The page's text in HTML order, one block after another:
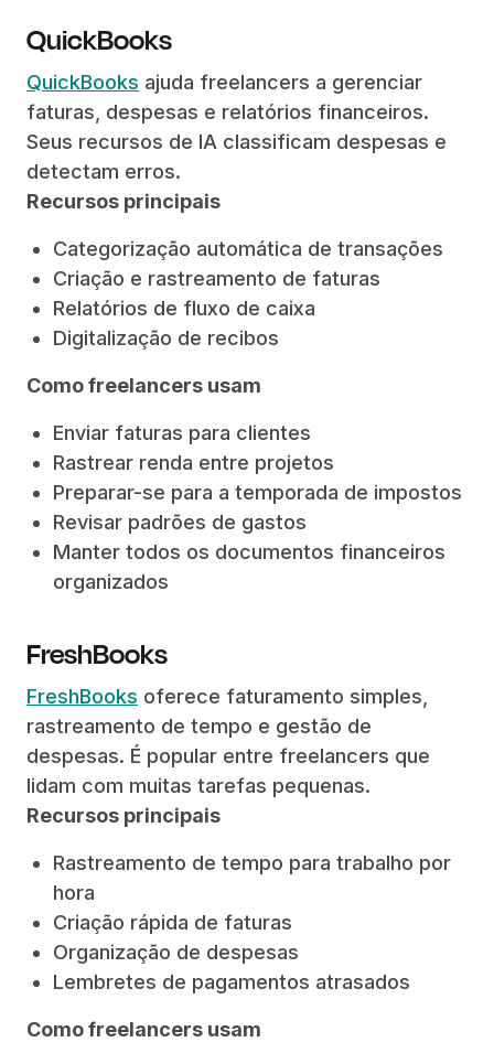
QuickBooks
QuickBooks ajuda freelancers a gerenciar
faturas, despesas e relatórios financeiros.
Seus recursos de IA classificam despesas e
detectam erros.
Recursos principais
Categorização automática de transações
Criação e rastreamento de faturas
Relatórios de fluxo de caixa
Digitalização de recibos
Como freelancers usam
Enviar faturas para clientes
Rastrear renda entre projetos
Preparar-se para a temporada de impostos
Revisar padrões de gastos
Manter todos os documentos financeiros
organizados
FreshBooks
FreshBooks oferece faturamento simples,
rastreamento de tempo e gestão de
despesas. É popular entre freelancers que
lidam com muitas tarefas pequenas.
Recursos principais
Rastreamento de tempo para trabalho por
hora
Criação rápida de faturas
Organização de despesas
Lembretes de pagamentos atrasados
Como freelancers usam